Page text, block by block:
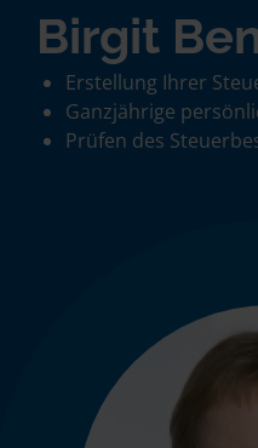
Birgit
Erstellung Ihrer
Ganzjährige
Prüfen des